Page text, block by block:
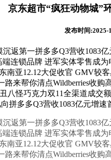
京东超市“疯狂动物城”
发布时间:2025-
第一拼多多Q3营收1083
连锁品牌 进军实体零售
南亚12.12大促收官 GMV
来帮你清点Wildberries收
怪巧克力双11全渠道成
拼多多Q3营收1083亿元增速
第一拼多多Q3营收1083
连锁品牌 进军实体零售
南亚12.12大促收官 GMV
来帮你清点Wildberries收